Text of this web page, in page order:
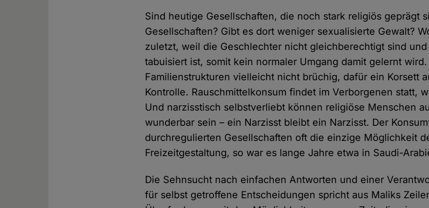
Sind heutige Gesellschaften, die noch stark religiös geprägt
Gesellschaften? Gibt es dort weniger sexualisierte Gewalt?
zuletzt, weil die Geschlechter nicht gleichberechtigt sind
tabuisiert ist, somit kein normaler Umgang damit gelernt
Familienstrukturen vielleicht nicht brüchig, dafür ein Korsett
Kontrolle. Rauschmittelkonsum findet im Verborgenen statt,
Und narzisstisch selbstverliebt können religiöse Menschen
wunderbar sein – ein Narzisst bleibt ein Narzisst. Der
durchregulierten Gesellschaften oft die einzige Möglichkeit
Freizeitgestaltung, so war es lange Jahre etwa in Saudi-
Die Sehnsucht nach einfachen Antworten und einer
für selbst getroffene Entscheidungen spricht aus Maliks